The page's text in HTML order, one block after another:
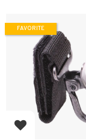
Add to favorites
FAVORITE